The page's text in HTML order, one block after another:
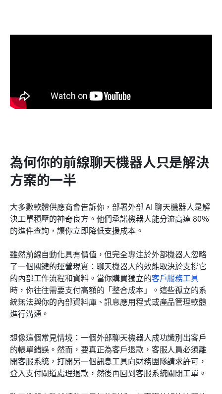
為何你的前線聊天機器人只是解決
方案的一半
大多數軟體供應商會告訴你，部署外部 AI 聊天機器人是解
決工單積壓的神奇良方。他們承諾機器人能分流高達 80%
的進件查詢，讓你立即降低支援成本。
雖然前線自動化具有價值，但完全專注於外部機器人忽略
了一個關鍵的運營現實：聊天機器人的效能取決於支撐它
的內部工作流程和資料。當你購買獨立的客戶服務工具
時，你往往需要支付高額的「整合成本」。這些孤立的系
統無法與你的內部資料庫、訊息應用程式或產品管理軟體
進行溝通。
想像這個常見情境：一個外部聊天機器人成功識別出客戶
的帳單錯誤。然而，要真正為客戶退款，客服人員必須離
開客服系統，打開另一個訊息工具向財務團隊請求許可，
登入支付閘道處理退款，然後再回到客服系統關閉工單。